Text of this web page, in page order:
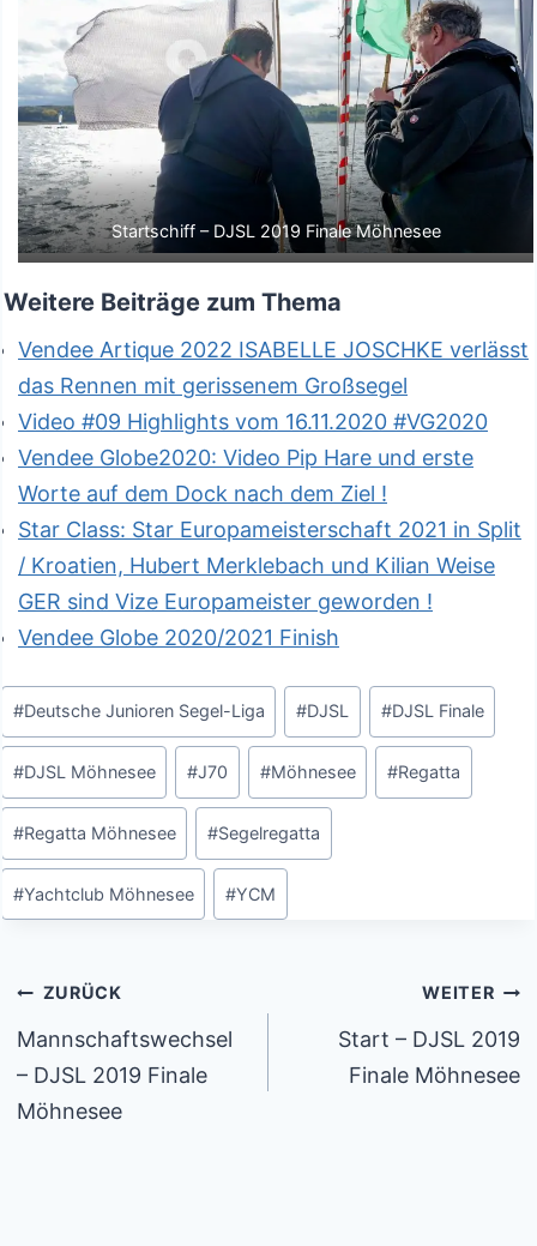
Startschiff – DJSL 2019 Finale Möhnesee
Weitere Beiträge zum Thema
Vendee Artique 2022 ISABELLE JOSCHKE verlässt
das Rennen mit gerissenem Großsegel
Video #09 Highlights vom 16.11.2020 #VG2020
Vendee Globe2020: Video Pip Hare und erste
Worte auf dem Dock nach dem Ziel !
Star Class: Star Europameisterschaft 2021 in Split
/ Kroatien, Hubert Merklebach und Kilian Weise
GER sind Vize Europameister geworden !
Vendee Globe 2020/2021 Finish
Schlagworte:
#Deutsche Junioren Segel-Liga #DJSL #DJSL Finale
#DJSL Möhnesee #J70 #Möhnesee #Regatta
#Regatta Möhnesee #Segelregatta
#Yachtclub Möhnesee #YCM
Beitragsnavigation
ZURÜCK
Mannschaftswechsel
– DJSL 2019 Finale
Möhnesee
WEITER
Start – DJSL 2019
Finale Möhnesee